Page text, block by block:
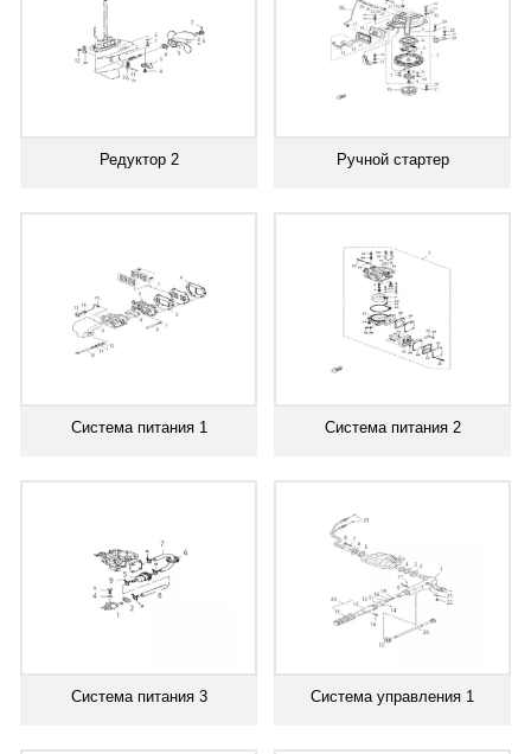
Редуктор 2 Ручной стартер
Система питания 1 Система питания 2
Система питания 3 Система управления 1